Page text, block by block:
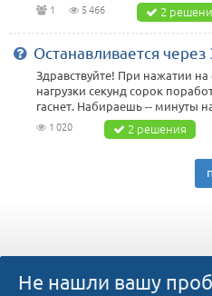
1 5 466 2
Останавливается через
Здравствуйте! При нажатии на
нагрузки секунд сорок
гаснет. Набираешь -- минуты
1 020 2 решения
Не нашли вашу